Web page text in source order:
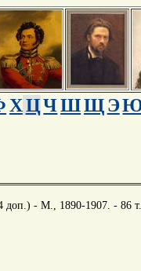
ХЦЧШЩЭ
доп.) - М., 1890-1907. - 86